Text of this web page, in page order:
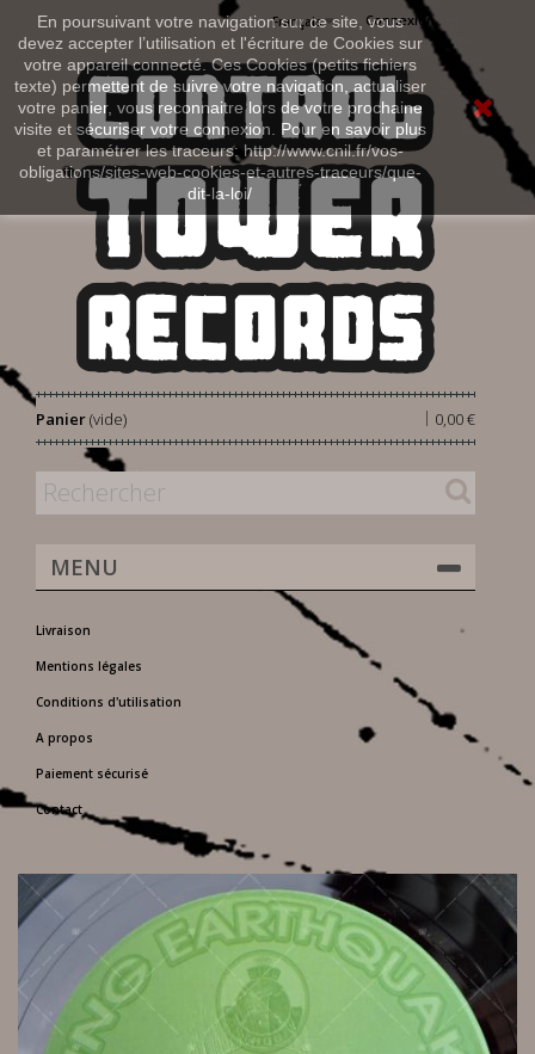
En poursuivant votre navigation sur ce site, vous
devez accepter l’utilisation et l'écriture de Cookies sur
votre appareil connecté. Ces Cookies (petits fichiers
texte) permettent de suivre votre navigation, actualiser
votre panier, vous reconnaitre lors de votre prochaine
visite et sécuriser votre connexion. Pour en savoir plus
et paramétrer les traceurs: http://www.cnil.fr/vos-
obligations/sites-web-cookies-et-autres-traceurs/que-
dit-la-loi/
Connexion
Français
Panier 0,00 €
|
(vide)
MENU
Livraison
Mentions légales
Conditions d'utilisation
A propos
Paiement sécurisé
Contact